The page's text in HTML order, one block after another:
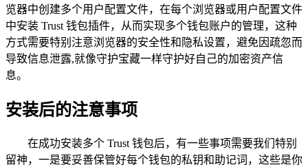
览器中创建多个用户配置文件，在每个浏览器或用户配置文件
中安装 Trust 钱包插件，从而实现多个钱包账户的管理，这种
方式需要特别注意浏览器的安全性和隐私设置，避免因疏忽而
导致信息泄露,就像守护宝藏一样守护好自己的加密资产信
息。
安装后的注意事项
在成功安装多个 Trust 钱包后，有一些事项需要我们特别
留神，一是要妥善保管好每个钱包的私钥和助记词，这些是你